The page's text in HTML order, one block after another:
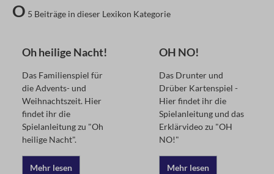
O 5 Beiträge in dieser Lexikon Kategorie
Oh heilige Nacht!
Das Familienspiel für
die Advents- und
Weihnachtszeit. Hier
findet ihr die
Spielanleitung zu "Oh
heilige Nacht".
Mehr lesen
OH NO!
Das Drunter und
Drüber Kartenspiel -
Hier findet ihr die
Spielanleitung und das
Erklärvideo zu "OH
NO!"
Mehr lesen